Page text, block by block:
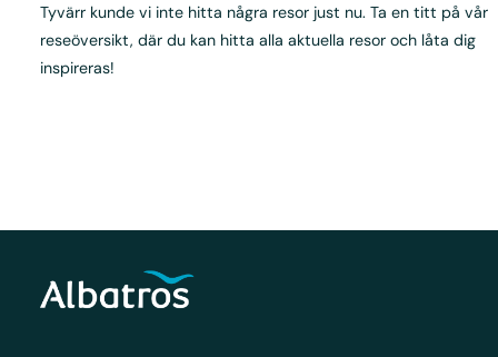
Tyvärr kunde vi inte hitta några resor just nu. Ta en titt på vår
reseöversikt, där du kan hitta alla aktuella resor och låta dig
inspireras!